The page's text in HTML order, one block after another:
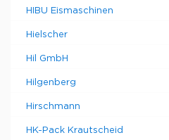
HIBU Eismaschinen
Hielscher
Hil GmbH
Hilgenberg
Hirschmann
HK-Pack Krautscheid